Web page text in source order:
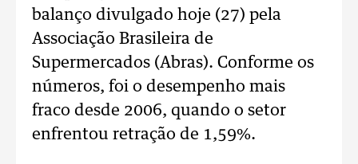
balanço divulgado hoje (27) pela
Associação Brasileira de
Supermercados (Abras). Conforme os
números, foi o desempenho mais
fraco desde 2006, quando o setor
enfrentou retração de 1,59%.